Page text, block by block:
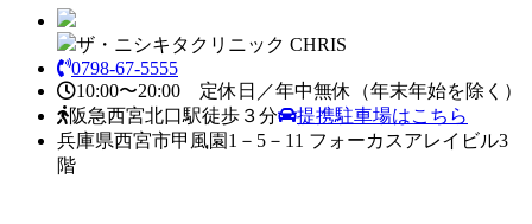
ザ・ニシキタクリニック CHRIS
0798-67-5555
10:00〜20:00 定休日／年中無休 （年末年始を除く）
阪急西宮北口駅徒歩３分
提携駐車場はこちら
兵庫県西宮市甲風園1－5－11 フォーカスアレイビル3
階